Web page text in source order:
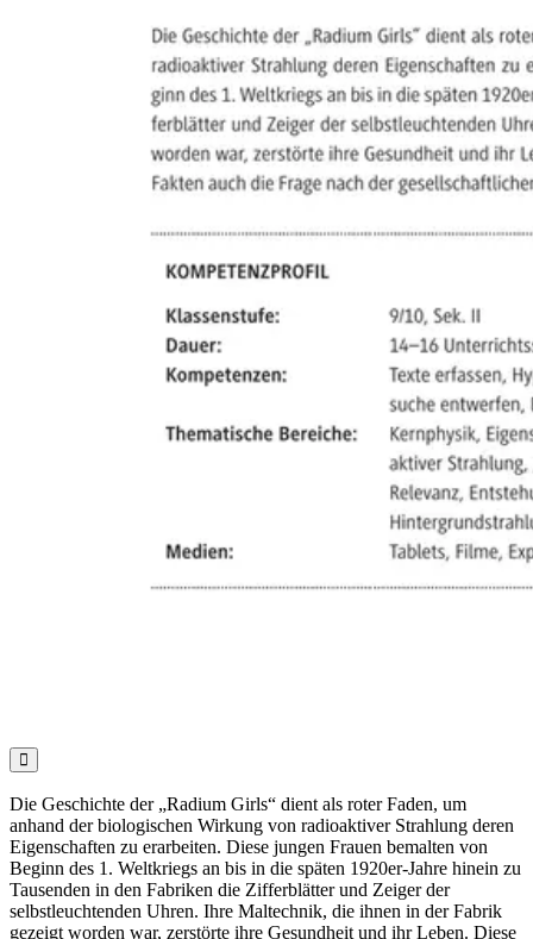

Die Geschichte der „Radium Girls“ dient als roter Faden, um
anhand der biologischen Wirkung von radioaktiver Strahlung deren
Eigenschaften zu erarbeiten. Diese jungen Frauen bemalten von
Beginn des 1. Weltkriegs an bis in die späten 1920er-Jahre hinein zu
Tausenden in den Fabriken die Zifferblätter und Zeiger der
selbstleuchtenden Uhren. Ihre Maltechnik, die ihnen in der Fabrik
gezeigt worden war, zerstörte ihre Gesundheit und ihr Leben. Diese